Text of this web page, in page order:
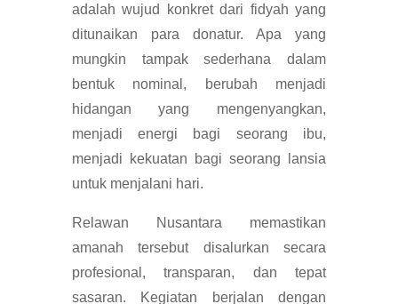
adalah wujud konkret dari fidyah yang
ditunaikan para donatur. Apa yang
mungkin tampak sederhana dalam
bentuk nominal, berubah menjadi
hidangan yang mengenyangkan,
menjadi energi bagi seorang ibu,
menjadi kekuatan bagi seorang lansia
untuk menjalani hari.
Relawan Nusantara memastikan
amanah tersebut disalurkan secara
profesional, transparan, dan tepat
sasaran. Kegiatan berjalan dengan